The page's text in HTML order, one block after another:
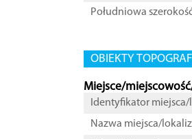
Południowa
OBIEKTY
Miejsce/
Identyfikator
Nazwa miejsca/